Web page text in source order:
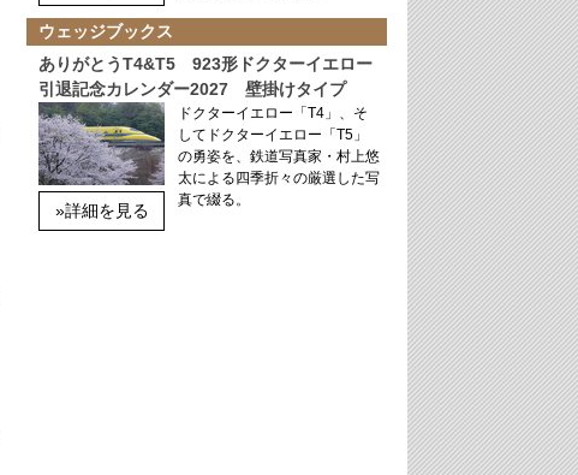
ウェッジブックス
ありがとうT4&T5 923形ドクターイエロー
引退記念カレンダー2027 壁掛けタイプ
»詳細を見る
ドクターイエロー「T4」、そ
してドクターイエロー「T5」
の勇姿を、鉄道写真家・村上悠
太による四季折々の厳選した写
真で綴る。